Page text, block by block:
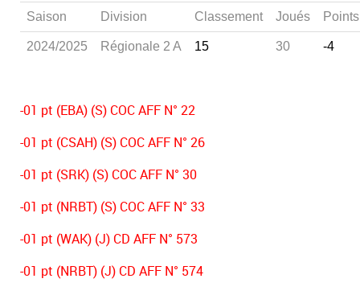
Saison Division Classement Joués Points
2024/2025 Régionale 2 A 15 30 -4
-01 pt (EBA) (S) COC AFF N° 22
-01 pt (CSAH) (S) COC AFF N° 26
-01 pt (SRK) (S) COC AFF N° 30
-01 pt (NRBT) (S) COC AFF N° 33
-01 pt (WAK) (J) CD AFF N° 573
-01 pt (NRBT) (J) CD AFF N° 574